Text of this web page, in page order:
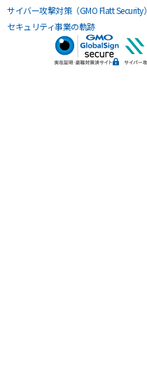
サイバー攻撃対策（GMO Flatt Security）
セキュリティ事業の軌跡